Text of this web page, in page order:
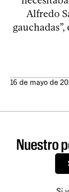
Alfredo
16 de mayo de
Nuestro